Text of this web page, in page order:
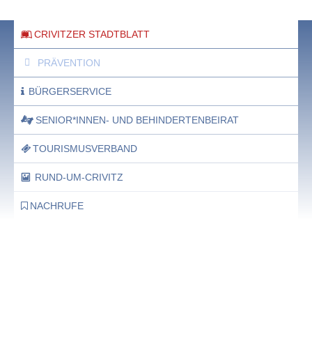
CRIVITZER STADTBLATT
PRÄVENTION
BÜRGERSERVICE
SENIOR*INNEN- UND BEHINDERTENBEIRAT
TOURISMUSVERBAND
RUND-UM-CRIVITZ
NACHRUFE